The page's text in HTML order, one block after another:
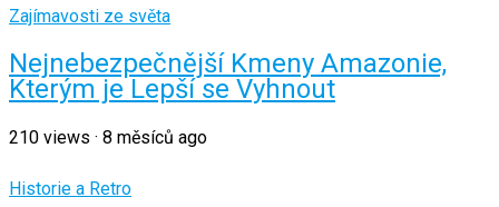
Zajímavosti ze světa
Nejnebezpečnější Kmeny Amazonie,
Kterým je Lepší se Vyhnout
210 views · 8 měsíců ago
Historie a Retro